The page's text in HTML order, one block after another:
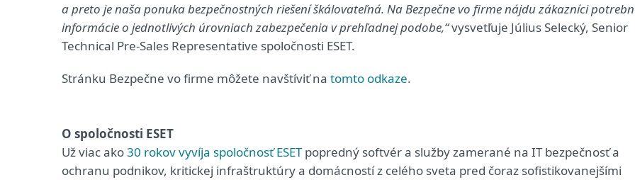
a preto je naša ponuka bezpečnostných riešení škálovateľná. Na Bezpečne vo firme nájdu zákazníci
informácie o jednotlivých úrovniach zabezpečenia v prehľadnej podobe,“vysvetľuje Július Selecký, Senior
Technical Pre-Sales Representative spoločnosti ESET.
Stránku Bezpečne vo firme môžete navštíviť na tomto odkaze.
O spoločnosti ESET
Už viac ako30 rokov vyvíja spoločnosť ESETpopredný softvér a služby zamerané na IT bezpečnosť a
ochranu podnikov, kritickej infraštruktúry a domácností z celého sveta pred čoraz sofistikovanejšími